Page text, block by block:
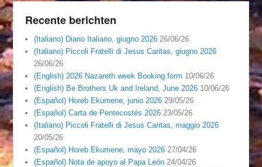
Recente berichten
(Italiano) Diario Italiano, giugno 2026 26/06/26
(Italiano) Piccoli Fratelli di Jesus Caritas, giugno 2026
26/06/26
(English) 2026 Nazareth week Booking form 10/06/26
(English) Be Brothers Uk and Ireland, June 2026 10/06/26
(Español) Horeb Ekumene, junio 2026 29/05/26
(Español) Carta de Pentecostés 2026 23/05/26
(Italiano) Piccoli Fratelli di Jesus Caritas, maggio 2026
20/05/26
(Español) Horeb Ekumene, mayo 2026 27/04/26
(Español) Nota de apoyo al Papa León 24/04/26